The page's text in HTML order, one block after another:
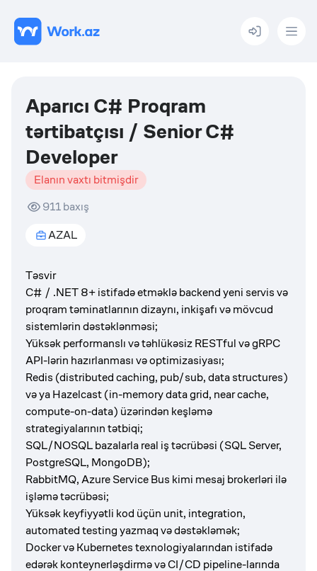
Menu
Aparıcı C# Proqram
tərtibatçısı / Senior C#
Developer
Elanın vaxtı bitmişdir
911baxış
AZAL
Təsvir
C# / .NET 8+ istifadə etməklə backend yeni servis və
proqram təminatlarının dizaynı, inkişafı və mövcud
sistemlərin dəstəklənməsi;
Yüksək performanslı və təhlükəsiz RESTful və gRPC
API-lərin hazırlanması və optimizasiyası;
Redis (distributed caching, pub/sub, data structures)
və ya Hazelcast (in-memory data grid, near cache,
compute-on-data) üzərindən keşləmə
strategiyalarının tətbiqi;
SQL/NOSQL bazalarla real iş təcrübəsi (SQL Server,
PostgreSQL, MongoDB);
RabbitMQ, Azure Service Bus kimi mesaj brokerləri ilə
işləmə təcrübəsi;
Yüksək keyfiyyətli kod üçün unit, integration,
automated testing yazmaq və dəstəkləmək;
Docker və Kubernetes texnologiyalarından istifadə
edərək konteynerləşdirmə və CI/CD pipeline-larında